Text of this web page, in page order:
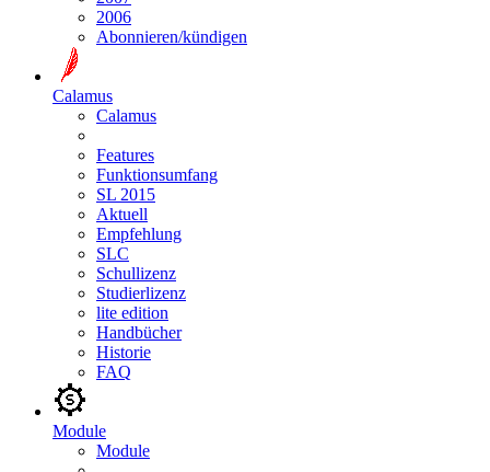
2006
Abonnieren/kündigen
Calamus
Calamus
Features
Funktionsumfang
SL 2015
Aktuell
Empfehlung
SLC
Schullizenz
Studierlizenz
lite edition
Handbücher
Historie
FAQ
Module
Module